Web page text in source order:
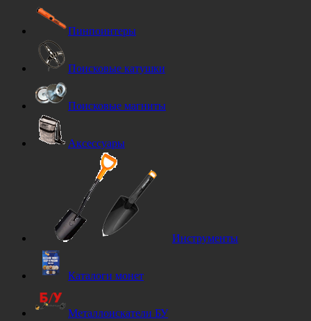
Пинпоинтеры
Поисковые катушки
Поисковые магниты
Аксессуары
Инструменты
Каталоги монет
Металлоискатели БУ